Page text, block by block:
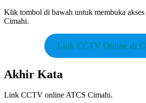
Klik tombol di bawah untuk membuka
Cimahi.
Link CCTV Online di
Akhir Kata
Link CCTV online ATCS Cimahi.